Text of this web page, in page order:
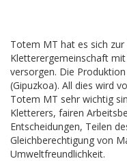
Totem MT hat es sich
Kletterergemeinschaft
versorgen. Die
(Gipuzkoa). All dies wird
Totem MT sehr wichtig
Kletterers, fairen
Entscheidungen, Teilen
Gleichberechtigung von
Umweltfreundlichkeit.